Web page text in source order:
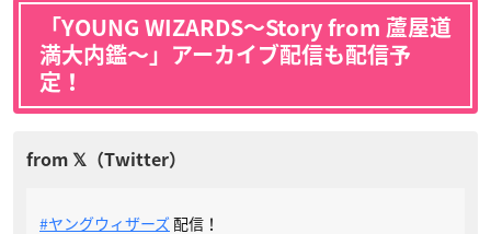
「YOUNG WIZARDS〜Story from 蘆屋道
満大内鑑〜」アーカイブ配信も配信予
定！
#ヤングウィザーズ配信！